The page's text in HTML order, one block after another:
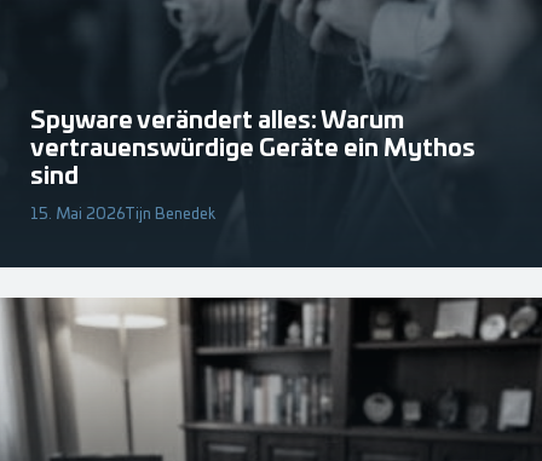
Spyware verändert alles: Warum
vertrauenswürdige Geräte ein Mythos
sind
15. Mai 2026Tijn Benedek